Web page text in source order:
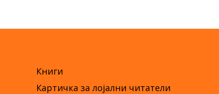
Книги
Картичка за лојални читатели